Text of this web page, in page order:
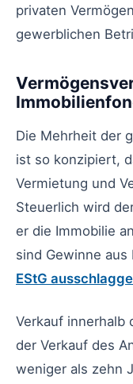
privaten
gewerblichen
Die Mehrheit der
ist so konzipiert,
Vermietung und
Steuerlich wird
er die Immobilie
sind Gewinne
EStG
Verkauf innerhalb
der Verkauf des
weniger als zehn